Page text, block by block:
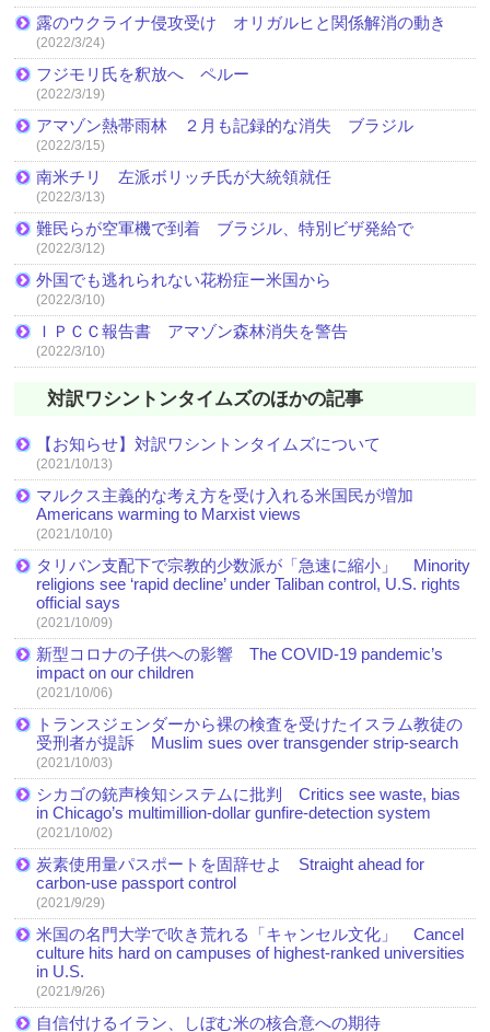
露のウクライナ侵攻受け オリガルヒと関係解消の動き
(2022/3/24)
フジモリ氏を釈放へ ペルー
(2022/3/19)
アマゾン熱帯雨林 ２月も記録的な消失 ブラジル
(2022/3/15)
南米チリ 左派ボリッチ氏が大統領就任
(2022/3/13)
難民らが空軍機で到着 ブラジル、特別ビザ発給で
(2022/3/12)
外国でも逃れられない花粉症ー米国から
(2022/3/10)
ＩＰＣＣ報告書 アマゾン森林消失を警告
(2022/3/10)
対訳ワシントンタイムズのほかの記事
【お知らせ】対訳ワシントンタイムズについて
(2021/10/13)
マルクス主義的な考え方を受け入れる米国民が増加
Americans warming to Marxist views
(2021/10/10)
タリバン支配下で宗教的少数派が「急速に縮小」 Minority
religions see ‘rapid decline’ under Taliban control, U.S. rights
official says
(2021/10/09)
新型コロナの子供への影響 The COVID-19 pandemic’s
impact on our children
(2021/10/06)
トランスジェンダーから裸の検査を受けたイスラム教徒の
受刑者が提訴 Muslim sues over transgender strip-search
(2021/10/03)
シカゴの銃声検知システムに批判 Critics see waste, bias
in Chicago’s multimillion-dollar gunfire-detection system
(2021/10/02)
炭素使用量パスポートを固辞せよ Straight ahead for
carbon-use passport control
(2021/9/29)
米国の名門大学で吹き荒れる「キャンセル文化」 Cancel
culture hits hard on campuses of highest-ranked universities
in U.S.
(2021/9/26)
自信付けるイラン、しぼむ米の核合意への期待